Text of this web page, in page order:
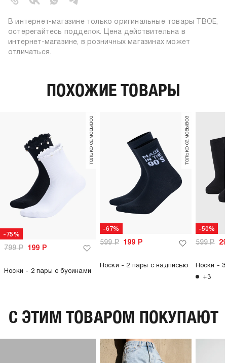
коллекция:
вид застежки:
резинка
цвет:
черный
состав:
72% хлопок; 26% полиэстер; 2%
высота носков:
высокие
В интернет-магазине только оригинальные товары ТВОЕ,
остерегайтесь подделок. Цена действительна в
интернет-магазине, в розничных магазинах может
отличаться.
ПОХОЖИЕ ТОВАРЫ
-75%
только самовывоз
799Р 199 Р
Носки - 2 пары с бусинами
-67%
только самовывоз
599Р 199 Р
Носки - 2 пары с надписью
-50%
599Р
Носки -
+3
C ЭТИМ ТОВАРОМ ПОКУПАЮТ